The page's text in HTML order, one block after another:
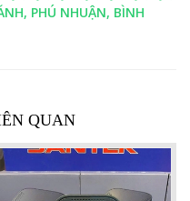
PHÚ NHUẬN, BÌNH
QUAN